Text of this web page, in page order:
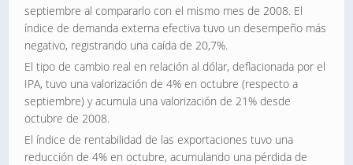
septiembre al compararlo con el mismo mes de 2008. El
índice de demanda externa efectiva tuvo un desempeño más
negativo, registrando una caída de 20,7%.
El tipo de cambio real en relación al dólar, deflacionada por el
IPA, tuvo una valorización de 4% en octubre (respecto a
septiembre) y acumula una valorización de 21% desde
octubre de 2008.
El índice de rentabilidad de las exportaciones tuvo una
reducción de 4% en octubre, acumulando una pérdida de